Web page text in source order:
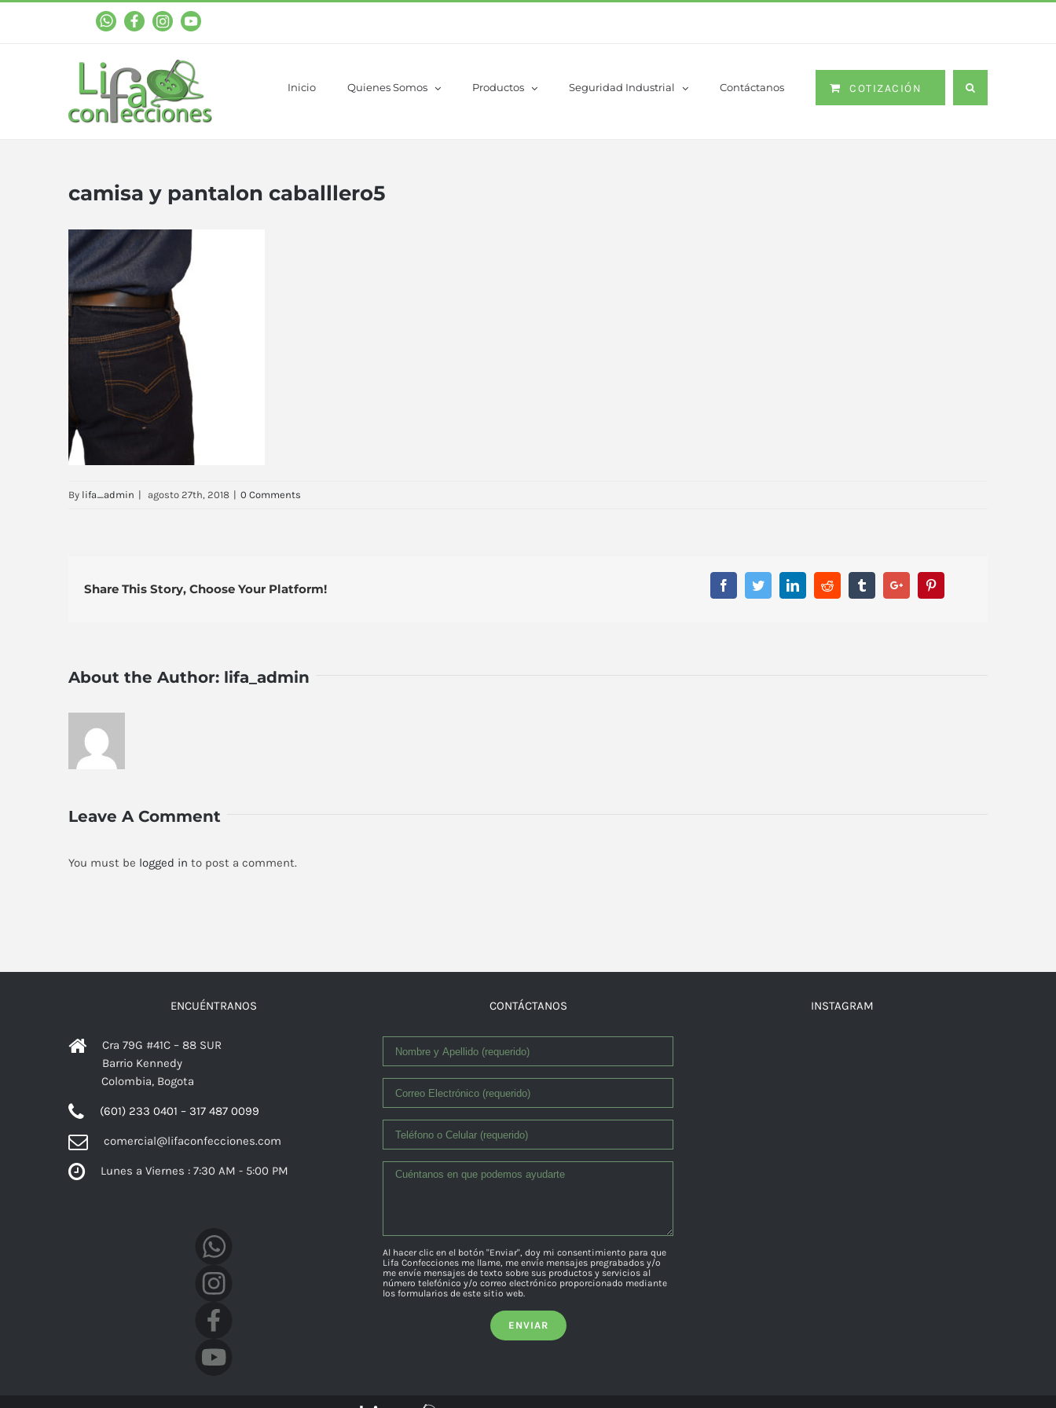
WhastAppFacebookInstagramYouTube
Inicio Quienes Somos Productos Seguridad Industrial Contáctanos COTIZACIÓN
camisa y pantalon caballlero5
By lifa_admin | agosto 27th, 2018 | 0 Comments
Share This Story, Choose Your Platform! FacebookTwitterLinkedinReddit TumblrGoogle+
About the Author: lifa_admin
Leave A Comment
You must be logged in to post a comment.
ENCUÉNTRANOS
Cra 79G #41C – 88 SUR
Barrio Kennedy
Colombia, Bogota
(601) 233 0401 – 317 487 0099
comercial@lifaconfecciones.com
Lunes a Viernes : 7:30 AM - 5:00 PM
CONTÁCTANOS
Al hacer clic en el botón "Enviar", doy mi consentimiento para que
Lifa Confecciones me llame, me envíe mensajes pregrabados y/o
me envíe mensajes de texto sobre sus productos y servicios al
número telefónico y/o correo electrónico proporcionado mediante
los formularios de este sitio web.
INSTAGRAM